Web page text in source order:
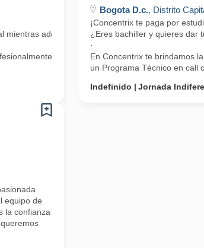
mientras adquieres competencias bilingües?
a través de
Bogota D.c., Distrito
¡Concentrix te paga por
¿Eres bachiller y quieres dar
·
En Concentrix te brindamos
un Programa Técnico en call
Indefinido
Jornada
equipo de
la confianza